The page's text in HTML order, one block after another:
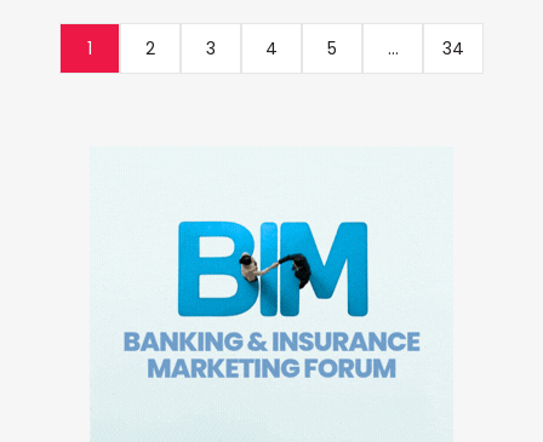
1 2 3 4 5 ... 34